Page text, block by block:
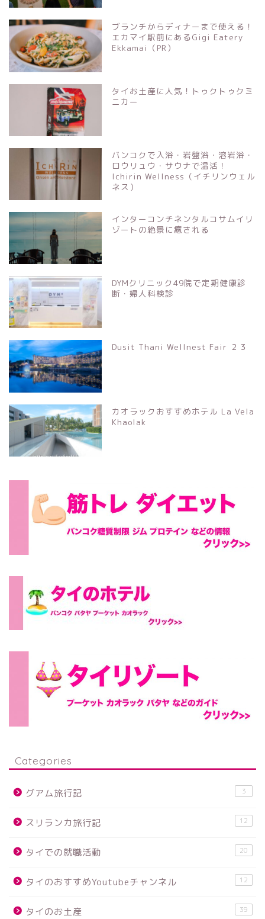
ブランチからディナーまで使える！
エカマイ駅前にあるGigi Eatery
Ekkamai（PR）
タイお土産に人気！トゥクトゥクミ
ニカー
バンコクで入浴・岩盤浴・溶岩浴・
ロウリュウ・サウナで温活！
Ichirin Wellness（イチリンウェル
ネス）
インターコンチネンタルコサムイリ
ゾートの絶景に癒される
DYMクリニック49院で定期健康診
断・婦人科検診
Dusit Thani Wellnest Fair ２３
カオラックおすすめホテル La Vela
Khaolak
Categories
グアム旅行記 3
スリランカ旅行記 12
タイでの就職活動 20
タイのおすすめYoutubeチャンネル 12
タイのお土産 39